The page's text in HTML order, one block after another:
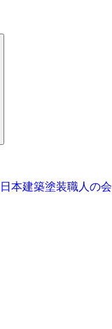
日本建築塗装職人の会